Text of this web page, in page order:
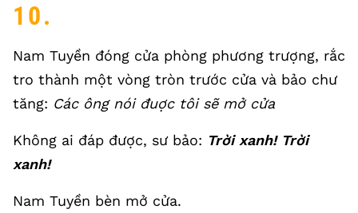
10.
Nam Tuyền đóng cửa phòng phương trượng, rắc
tro thành một vòng tròn trước cửa và bảo chư
tăng: Các ông nói đuợc tôi sẽ mở cửa
Không ai đáp được, sư bảo: Trời xanh! Trời
xanh!
Nam Tuyền bèn mở cửa.